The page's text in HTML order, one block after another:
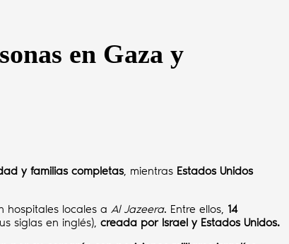
en Gaza y
y familias completas, mientras Estados Unidos
hospitales locales a Al Jazeera. Entre ellos, 14
siglas en inglés), creada por Israel y Estados Unidos.